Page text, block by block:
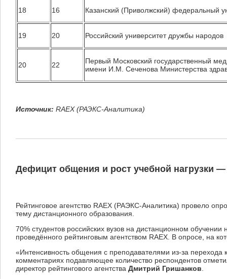
18 16 Казанский (Приволжский) федеральный
19 20 Российский университет дружбы народов
20 22
Первый Московский государственный
имени И.М. Сеченова Министерства
Источник: RAEX (РАЭКС-Аналитика)
Дефицит общения и рост учебной нагрузки —
Рейтинговое агентство RAEX (РАЭКС-Аналитика) провело
тему дистанционного образования.
70% студентов российских вузов на дистанционном
проведённого рейтинговым агентством RAEX. В опросе, на
«Интенсивность общения с преподавателями из-за перехода
комментариях подавляющее количество респондентов
директор рейтингового агентства Дмитрий Гришанков.